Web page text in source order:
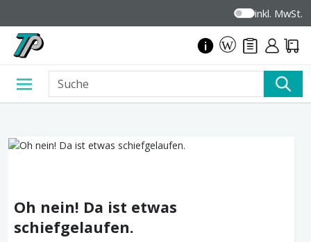
inkl. MwSt.
Oh nein! Da ist etwas
schiefgelaufen.